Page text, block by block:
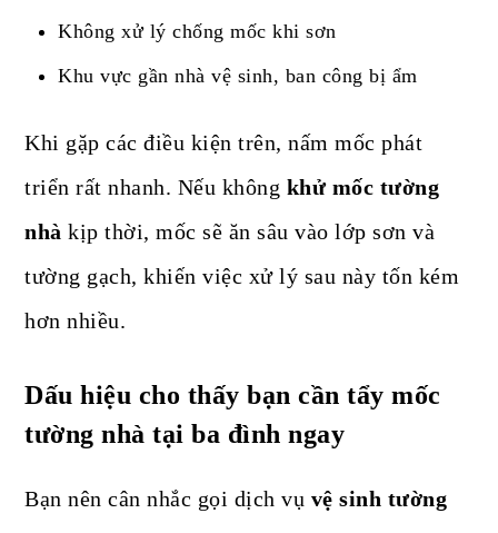
Không xử lý chống mốc khi sơn
Khu vực gần nhà vệ sinh, ban công bị ẩm
Khi gặp các điều kiện trên, nấm mốc phát
triển rất nhanh. Nếu không khử mốc tường
nhà kịp thời, mốc sẽ ăn sâu vào lớp sơn và
tường gạch, khiến việc xử lý sau này tốn kém
hơn nhiều.
Dấu hiệu cho thấy bạn cần tẩy mốc
tường nhà tại ba đình ngay
Bạn nên cân nhắc gọi dịch vụ vệ sinh tường